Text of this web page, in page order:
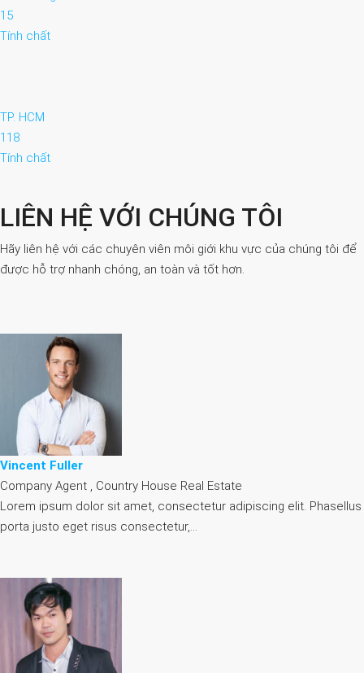
15
Tính chất
TP. HCM
118
Tính chất
LIÊN HỆ VỚI CHÚNG TÔI
Hãy liên hệ với các chuyên viên môi giới khu vực của chúng tôi để
được hỗ trợ nhanh chóng, an toàn và tốt hơn.
Vincent Fuller
Company Agent , Country House Real Estate
Lorem ipsum dolor sit amet, consectetur adipiscing elit. Phasellus
porta justo eget risus consectetur,…